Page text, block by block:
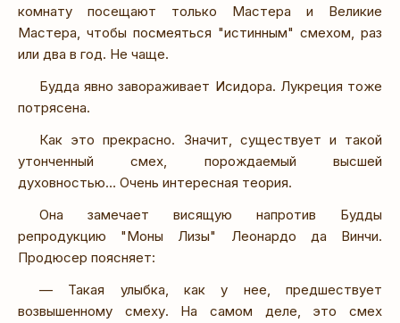
комнату посещают только Мастера и Великие
Мастера, чтобы посмеяться "истинным" смехом, раз
или два в год. Не чаще.
Будда явно завораживает Исидора. Лукреция тоже
потрясена.
Как это прекрасно. Значит, существует и такой
утонченный смех, порождаемый высшей
духовностью… Очень интересная теория.
Она замечает висящую напротив Будды
репродукцию "Моны Лизы" Леонардо да Винчи.
Продюсер поясняет:
— Такая улыбка, как у нее, предшествует
возвышенному смеху. На самом деле, это смех